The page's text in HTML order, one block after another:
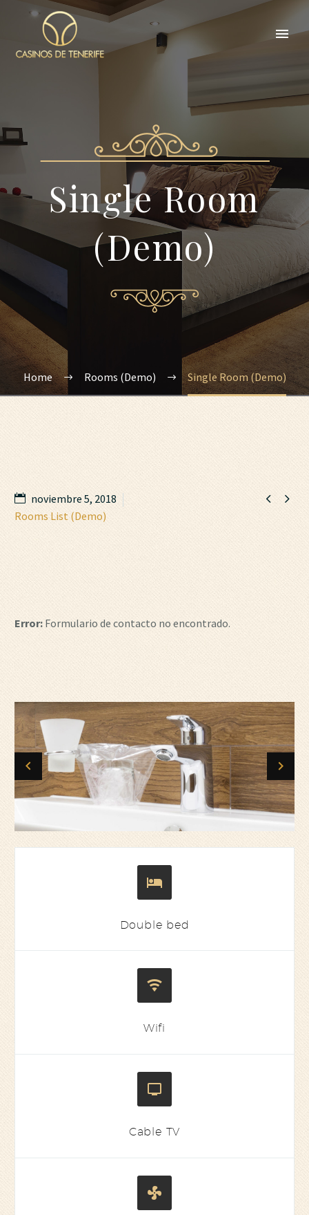
Single Room
(Demo)
Home Rooms (Demo) Single Room (Demo)
 
noviembre 5, 2018
Rooms List (Demo)
Error: Formulario de contacto no encontrado.


Double bed


Wifi


Cable TV

